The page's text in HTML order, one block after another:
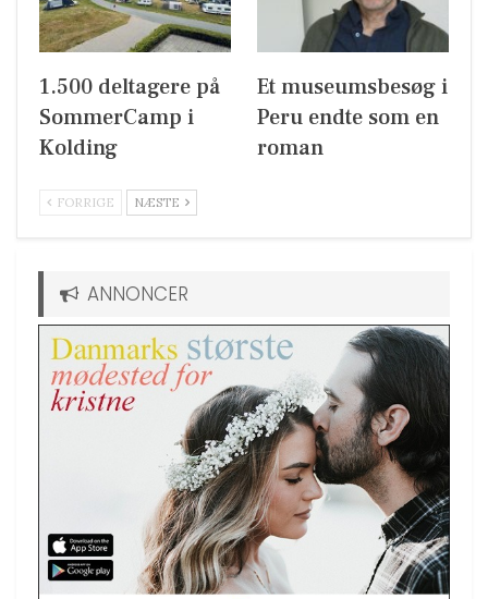
1.500 deltagere på
SommerCamp i
Kolding
Et museumsbesøg i
Peru endte som en
roman
FORRIGE NÆSTE
ANNONCER